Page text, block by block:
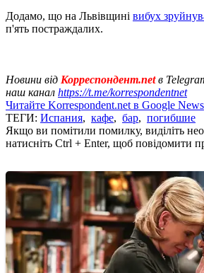
Додамо, що на Львівщині вибух
п'ять постраждалих.
Новини від Корреспондент.netв
наш канал https://t.me/korrespondentnet
Читайте Korrespondent.net в Google News
ТЕГИ: Испания, кафе, бар, погибшие
Якщо ви помітили помилку, виділіть
натисніть Ctrl + Enter, щоб повідомити